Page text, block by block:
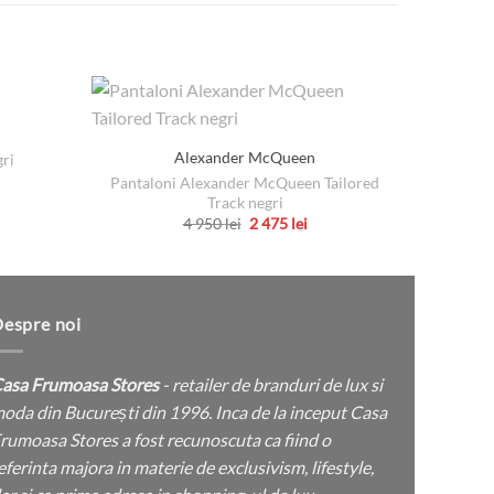
Alexander McQueen
Pantaloni Alexander McQueen Tailored
Track negri
4 950lei Prețul
2 475 leiPrețul
Opțiunile
pot
fi
alese
noi
Frumoasa Stores- retailer de branduri de lux si
din București din 1996. Inca de la inceput Casa
Stores a fost recunoscuta ca fiind o
majora in materie de exclusivism, lifestyle,